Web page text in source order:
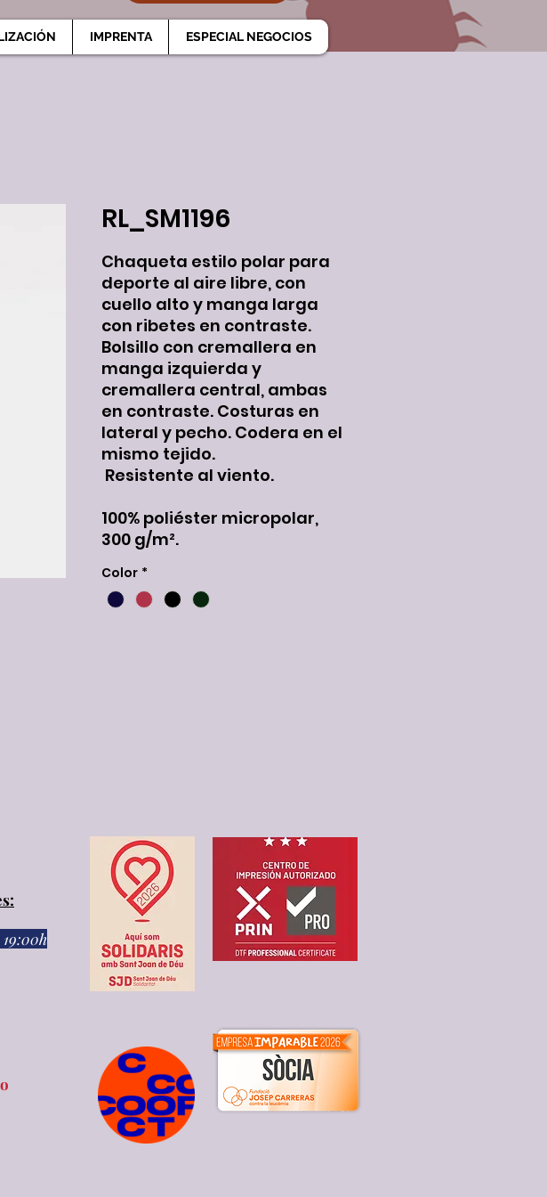
IMPRENTA ESPECIAL NEGOCIOS
RL_SM1196
Chaqueta estilo polar para
deporte al aire libre, con
cuello alto y manga larga
con ribetes en contraste.
Bolsillo con cremallera en
manga izquierda y
cremallera central, ambas
en contraste. Costuras en
lateral y pecho. Codera en el
mismo tejido.
Resistente al viento.
100% poliéster micropolar,
300 g/m².
Color *